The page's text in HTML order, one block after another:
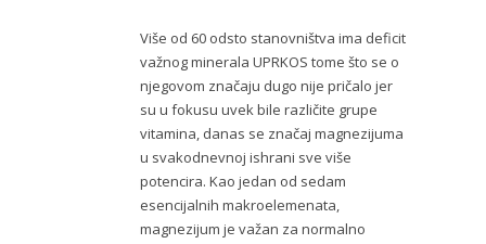
Više od 60 odsto stanovništva ima deficit
važnog minerala UPRKOS tome što se o
njegovom značaju dugo nije pričalo jer
su u fokusu uvek bile različite grupe
vitamina, danas se značaj magnezijuma
u svakodnevnoj ishrani sve više
potencira. Kao jedan od sedam
esencijalnih makroelemenata,
magnezijum je važan za normalno